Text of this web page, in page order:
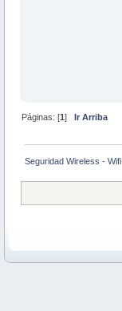
Páginas: [1]Ir Arriba
Seguridad Wireless - Wifi